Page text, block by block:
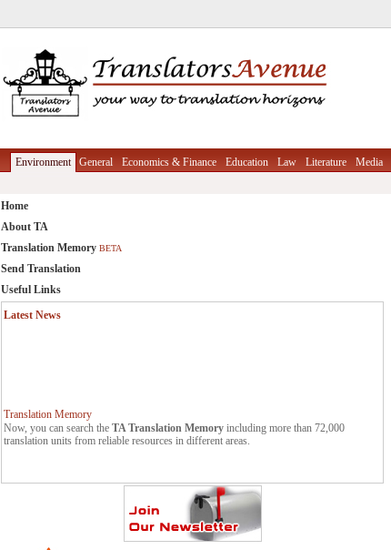
Environment General Economics & Finance Education Law Literature Media
Home
About TA
Translation Memory BETA
Send Translation
Useful Links
Latest News
Now, you can search the
translation units from reliable resources in different areas.
to us: contact *at* translatorsavenue.com